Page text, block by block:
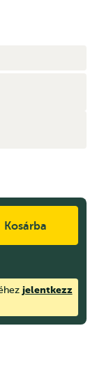
Kosárba
jelentkezz